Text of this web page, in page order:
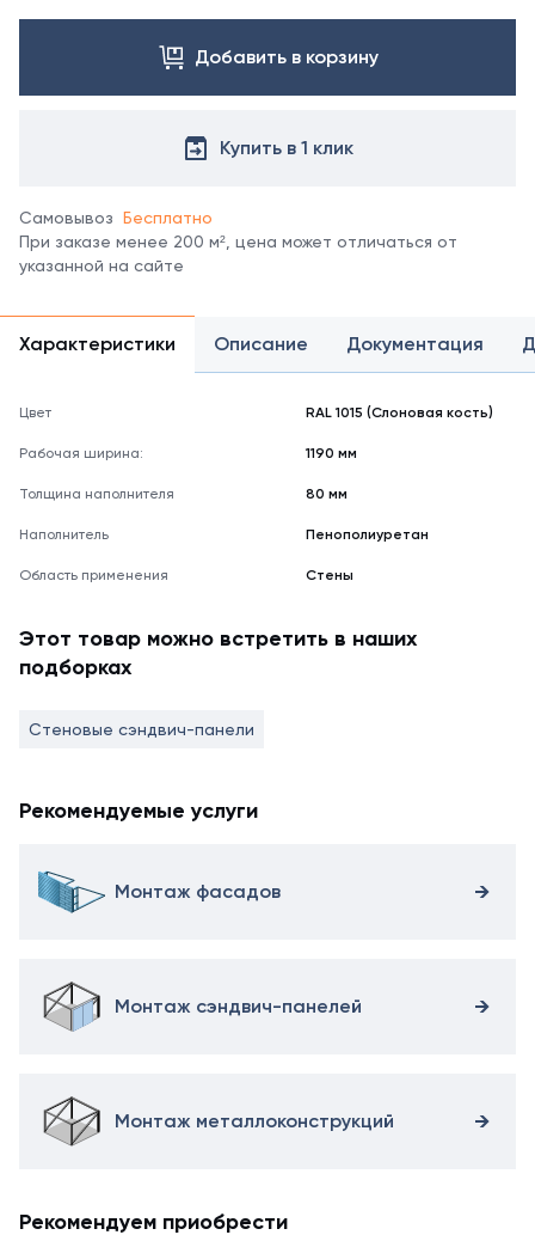
цвета
в
цветов
отображение
цвета
на
может
не
Добавить в корзину
Купить в 1 клик
Самовывоз Бесплатно
При заказе менее 200 м², цена может отличаться от
указанной на сайте
Характеристики Описание Документация
Цвет RAL 1015 (Слоновая кость)
Рабочая ширина: 1190 мм
Толщина наполнителя 80 мм
Наполнитель Пенополиуретан
Область применения Стены
Этот товар можно встретить в наших
подборках
Стеновые сэндвич-панели
Рекомендуемые услуги
Монтаж фасадов
Монтаж сэндвич-панелей
Монтаж металлоконструкций
Рекомендуем приобрести